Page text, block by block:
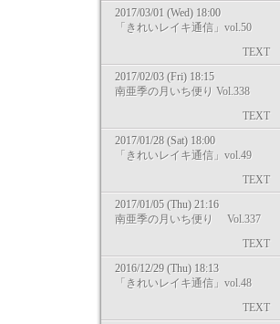
2017/03/01 (Wed) 18:00
「きれいレイキ通信」vol.50
TEXT
2017/02/03 (Fri) 18:15
南亜季の月いち便り Vol.338
TEXT
2017/01/28 (Sat) 18:00
「きれいレイキ通信」vol.49
TEXT
2017/01/05 (Thu) 21:16
南亜季の月いち便り Vol.337
TEXT
2016/12/29 (Thu) 18:13
「きれいレイキ通信」vol.48
TEXT